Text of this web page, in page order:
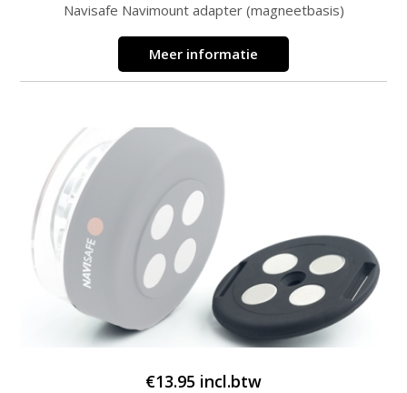
Navisafe Navimount adapter (magneetbasis)
Meer informatie
€13.95 incl.btw